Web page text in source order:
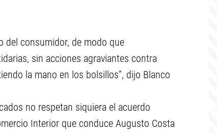
del consumidor, de modo que
sin acciones agraviantes contra
la mano en los bolsillos”, dijo Blanco
no respetan siquiera el acuerdo
Interior que conduce Augusto Costa